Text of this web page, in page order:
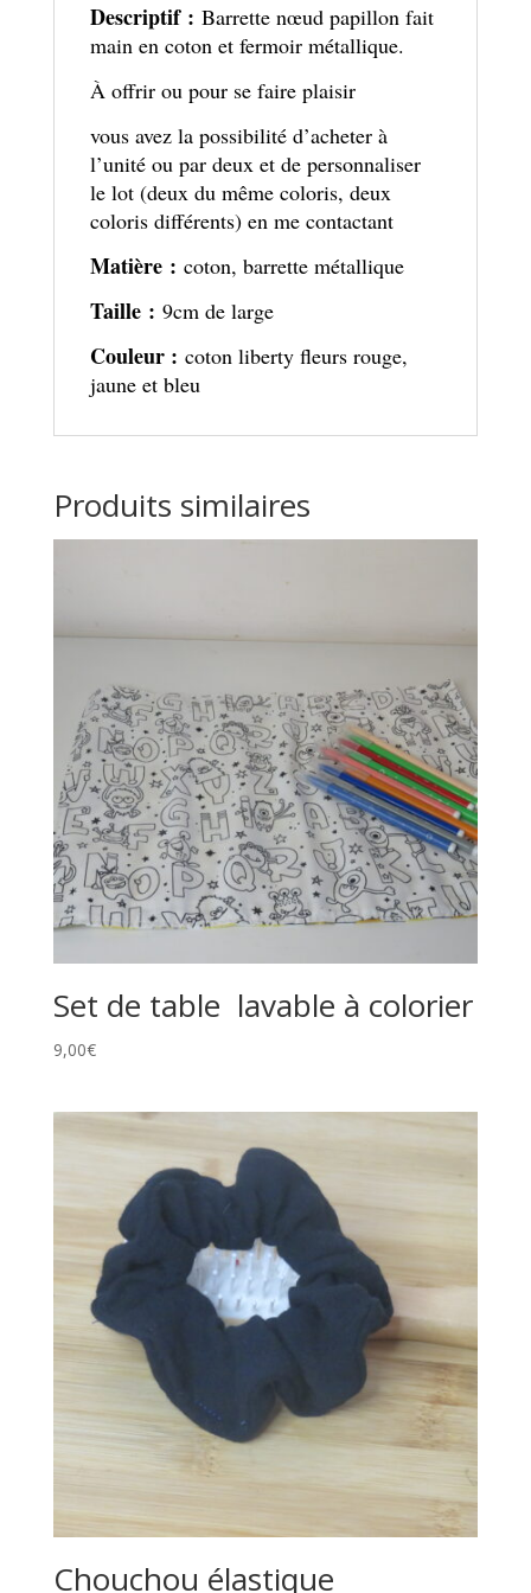
Descriptif : Barrette nœud papillon fait
main en coton et fermoir métallique.
À offrir ou pour se faire plaisir
vous avez la possibilité d’acheter à
l’unité ou par deux et de personnaliser
le lot (deux du même coloris, deux
coloris différents) en me contactant
Matière : coton, barrette métallique
Taille : 9cm de large
Couleur : coton liberty fleurs rouge,
jaune et bleu
Produits similaires
Set de table lavable à colorier
9,00€
Chouchou élastique